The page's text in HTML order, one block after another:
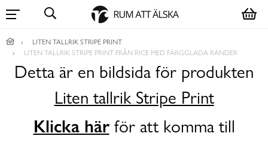
LITEN TALLRIK STRIPE PRINT
LITEN TALLRIK STRIPE PRINT FRÅN RICE MED FÄRGGLADA RÄNDER
Detta är en bildsida för produkten
Liten tallrik Stripe Print
Klicka härför att komma till